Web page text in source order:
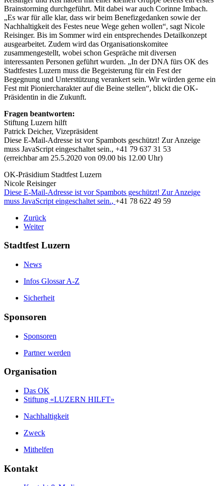
Brainstorming durchgeführt. Mit dabei war auch Corinne Imbach.
„Es war für alle klar, dass wir beim Benefizgedanken sowie der
Nachhaltigkeit des Festes neue Wege gehen wollen“, sagt Nicole
Reisinger. Bis im Sommer wird ein entsprechendes Detailkonzept
ausgearbeitet. Zudem wird das Organisationskomitee
zusammengestellt, wobei schon Gespräche mit diversen
interessanten Personen geführt wurden. „In der DNA fürs OK des
Stadtfestes Luzern muss die Begeisterung für ein Fest der
Begegnung und Unterstützung verankert sein. Wir würden gerne ein
Fest mit Pioniercharakter auf die Beine stellen“, blickt die OK-
Präsidentin in die Zukunft.
Fragen beantworten:
Stiftung Luzern hilft
Patrick Deicher, Vizepräsident
Diese E-Mail-Adresse ist vor Spambots geschützt! Zur Anzeige
muss JavaScript eingeschaltet sein., +41 79 637 31 53
(erreichbar am 25.5.2020 von 09.00 bis 12.00 Uhr)
OK-Präsidium Stadtfest Luzern
Nicole Reisinger
Diese E-Mail-Adresse ist vor Spambots geschützt! Zur Anzeige
muss JavaScript eingeschaltet sein., +41 78 622 49 59
Zurück
Weiter
Stadtfest Luzern
News
Infos Glossar A-Z
Sicherheit
Sponsoren
Sponsoren
Partner werden
Organisation
Das OK
Stiftung «LUZERN HILFT»
Nachhaltigkeit
Zweck
Mithelfen
Kontakt